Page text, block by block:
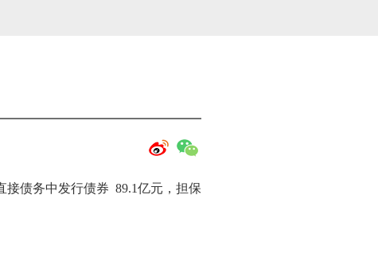
接债务中发行债券 89.1亿元，担保